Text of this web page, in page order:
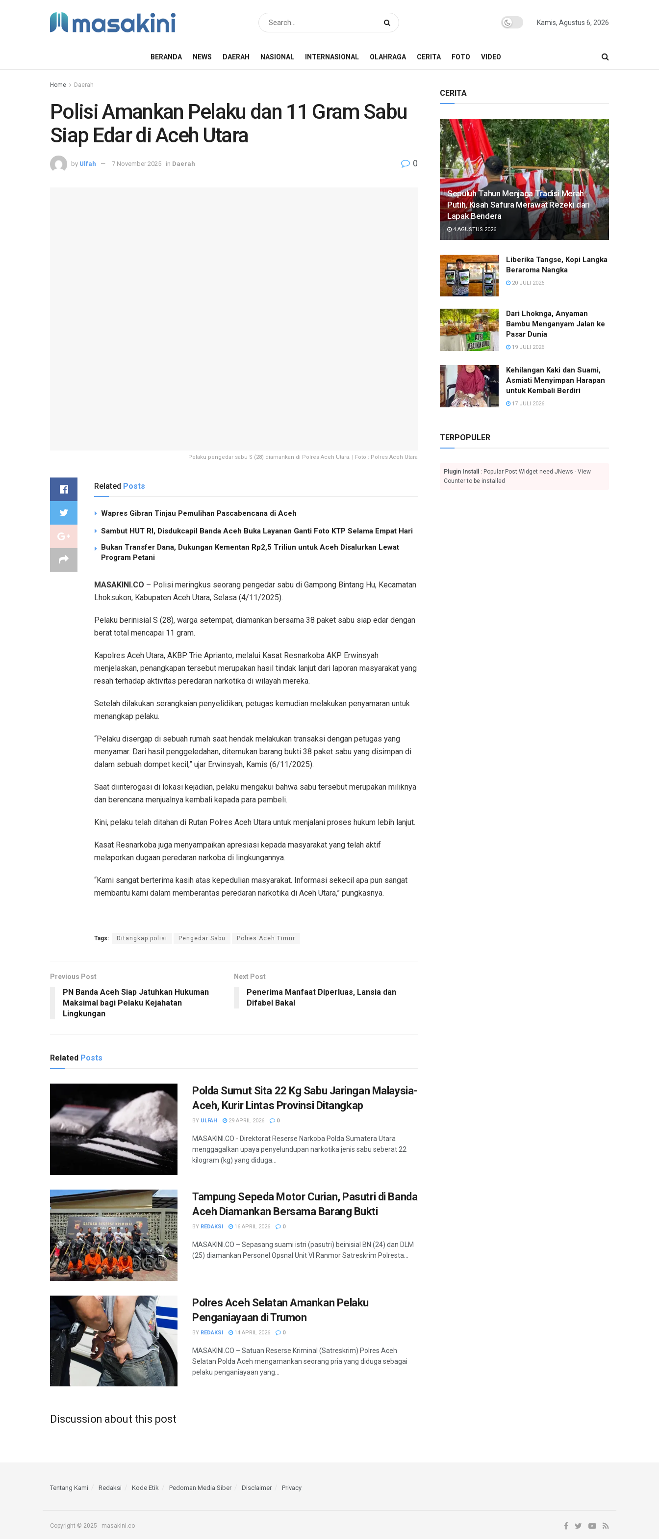
Kamis, Agustus 6, 2026
BERANDA NEWS DAERAH NASIONAL INTERNASIONAL OLAHRAGA CERITA FOTO VIDEO
Home Daerah
Polisi Amankan Pelaku dan 11 Gram Sabu
Siap Edar di Aceh Utara
by Ulfah 7 November 2025 in Daerah 0
Pelaku pengedar sabu S (28) diamankan di Polres Aceh Utara. | Foto : Polres Aceh Utara
Related Posts
Wapres Gibran Tinjau Pemulihan Pascabencana di Aceh
Sambut HUT RI, Disdukcapil Banda Aceh Buka Layanan Ganti Foto KTP Selama Empat Hari
Bukan Transfer Dana, Dukungan Kementan Rp2,5 Triliun untuk Aceh Disalurkan Lewat
Program Petani
MASAKINI.CO – Polisi meringkus seorang pengedar sabu di Gampong Bintang Hu, Kecamatan
Lhoksukon, Kabupaten Aceh Utara, Selasa (4/11/2025).
Pelaku berinisial S (28), warga setempat, diamankan bersama 38 paket sabu siap edar dengan
berat total mencapai 11 gram.
Kapolres Aceh Utara, AKBP Trie Aprianto, melalui Kasat Resnarkoba AKP Erwinsyah
menjelaskan, penangkapan tersebut merupakan hasil tindak lanjut dari laporan masyarakat yang
resah terhadap aktivitas peredaran narkotika di wilayah mereka.
Setelah dilakukan serangkaian penyelidikan, petugas kemudian melakukan penyamaran untuk
menangkap pelaku.
“Pelaku disergap di sebuah rumah saat hendak melakukan transaksi dengan petugas yang
menyamar. Dari hasil penggeledahan, ditemukan barang bukti 38 paket sabu yang disimpan di
dalam sebuah dompet kecil,” ujar Erwinsyah, Kamis (6/11/2025).
Saat diinterogasi di lokasi kejadian, pelaku mengakui bahwa sabu tersebut merupakan miliknya
dan berencana menjualnya kembali kepada para pembeli.
Kini, pelaku telah ditahan di Rutan Polres Aceh Utara untuk menjalani proses hukum lebih lanjut.
Kasat Resnarkoba juga menyampaikan apresiasi kepada masyarakat yang telah aktif
melaporkan dugaan peredaran narkoba di lingkungannya.
“Kami sangat berterima kasih atas kepedulian masyarakat. Informasi sekecil apa pun sangat
membantu kami dalam memberantas peredaran narkotika di Aceh Utara,” pungkasnya.
Tags: Ditangkap polisi Pengedar Sabu Polres Aceh Timur
Previous Post
PN Banda Aceh Siap Jatuhkan Hukuman
Maksimal bagi Pelaku Kejahatan
Lingkungan
Next Post
Penerima Manfaat Diperluas, Lansia dan
Difabel Bakal
Related Posts
Polda Sumut Sita 22 Kg Sabu Jaringan Malaysia-
Aceh, Kurir Lintas Provinsi Ditangkap
BY ULFAH 29 APRIL 2026 0
MASAKINI.CO - Direktorat Reserse Narkoba Polda Sumatera Utara
menggagalkan upaya penyelundupan narkotika jenis sabu seberat 22
kilogram (kg) yang diduga...
Tampung Sepeda Motor Curian, Pasutri di Banda
Aceh Diamankan Bersama Barang Bukti
BY REDAKSI 16 APRIL 2026 0
MASAKINI.CO – Sepasang suami istri (pasutri) beinisial BN (24) dan DLM
(25) diamankan Personel Opsnal Unit VI Ranmor Satreskrim Polresta...
Polres Aceh Selatan Amankan Pelaku
Penganiayaan di Trumon
BY REDAKSI 14 APRIL 2026 0
MASAKINI.CO – Satuan Reserse Kriminal (Satreskrim) Polres Aceh
Selatan Polda Aceh mengamankan seorang pria yang diduga sebagai
pelaku penganiayaan yang...
Discussion about this post
CERITA
Sepuluh Tahun Menjaga Tradisi Merah
Putih, Kisah Safura Merawat Rezeki dari
Lapak Bendera
4 AGUSTUS 2026
Liberika Tangse, Kopi Langka
Beraroma Nangka
20 JULI 2026
Dari Lhoknga, Anyaman
Bambu Menganyam Jalan ke
Pasar Dunia
19 JULI 2026
Kehilangan Kaki dan Suami,
Asmiati Menyimpan Harapan
untuk Kembali Berdiri
17 JULI 2026
TERPOPULER
Plugin Install
: Popular Post Widget need JNews - View
Counter to be installed
Tentang Kami Redaksi Kode Etik Pedoman Media Siber Disclaimer Privacy
Copyright © 2025 - masakini.co